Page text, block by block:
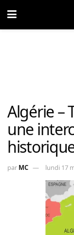
Algérie –
une
par MC lundi 17